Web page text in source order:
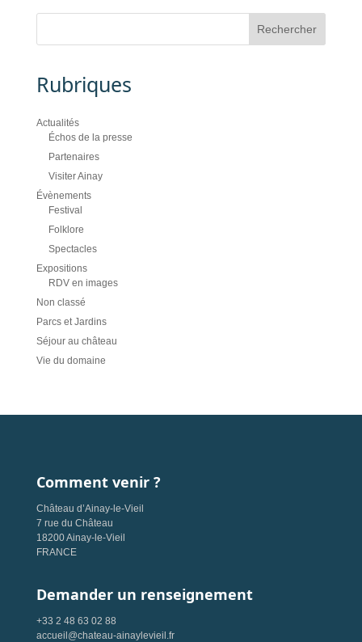
Rubriques
Actualités
Échos de la presse
Partenaires
Visiter Ainay
Évènements
Festival
Folklore
Spectacles
Expositions
RDV en images
Non classé
Parcs et Jardins
Séjour au château
Vie du domaine
Comment venir ?
Château d’Ainay-le-Vieil
7 rue du Château
18200 Ainay-le-Vieil
FRANCE
Demander un renseignement
+33 2 48 63 02 88
accueil@chateau-ainaylevieil.fr